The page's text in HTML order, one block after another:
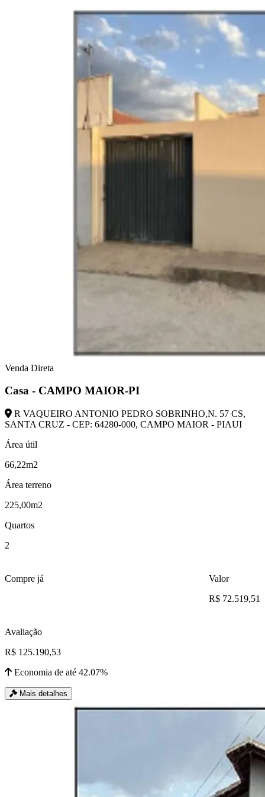
Venda Direta
Casa - CAMPO MAIOR-PI
R VAQUEIRO ANTONIO PEDRO SOBRINHO,N. 57 CS,
SANTA CRUZ - CEP: 64280-000, CAMPO MAIOR - PIAUI
Área útil
66,22m2
Área terreno
225,00m2
Quartos
2
Compre já
Valor
R$ 72.519,51
Avaliação
R$ 125.190,53
Economia de até 42.07%
Mais detalhes